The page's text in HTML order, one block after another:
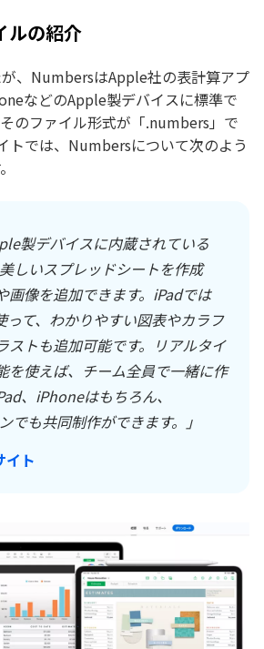
の紹介
、NumbersはApple社の表計算アプ
などのApple製デバイスに標準で
のファイル形式が「.numbers」で
トでは、Numbersについて次のよう
製デバイスに内蔵されている
しいスプレッドシートを作成
画像を追加できます。iPadでは
て、わかりやすい図表やカラフ
ストも追加可能です。リアルタイ
を使えば、チーム全員で一緒に作
、iPhoneはもちろん、
でも共同制作ができます。」
イト